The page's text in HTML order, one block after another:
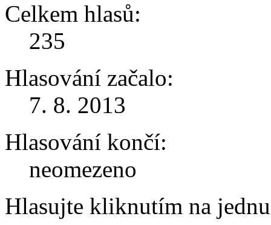
Celkem hlasů:
235
Hlasování začalo:
7. 8. 2013
Hlasování končí:
neomezeno
Hlasujte kliknutím na